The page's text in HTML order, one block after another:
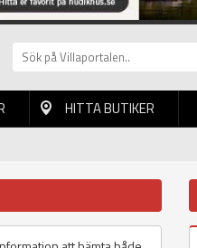
HITTA BUTIKER